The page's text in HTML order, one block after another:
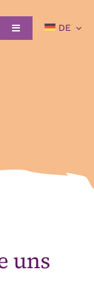
Toggle
DE
uns